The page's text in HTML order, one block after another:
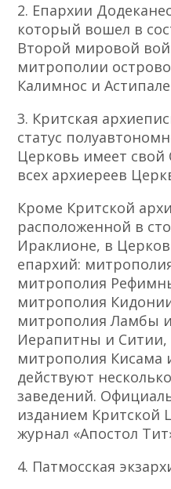
2. Епархии
который вошел в
Второй мировой
митрополии
Калимнос и
3. Критская
статус
Церковь имеет
всех архиереев
Кроме Критской
расположенной в
Ираклионе, в
епархий:
митрополия
митрополия
митрополия Ламбы
Иерапитны и
митрополия Кисама
действуют
заведений.
изданием Критской
журнал «Апостол
4. Патмосская